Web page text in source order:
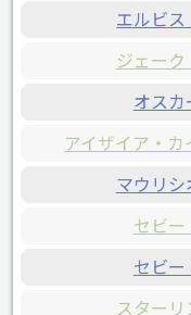
エルビス
ジェー
オスカ
アイザイア・
マウリ
セビー
セビー
スター